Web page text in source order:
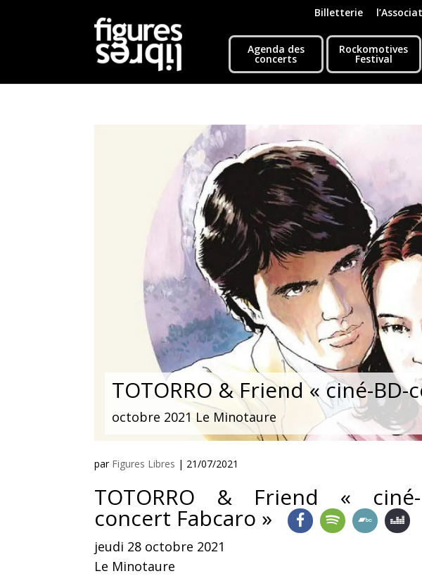
Billetterie
Agenda des
concerts
Rockomotives
Festival
TOTORRO & Friend « ciné-
octobre 2021 Le Minotaure
par Figures Libres | 21/07/2021
TOTORRO & Friend « ciné-
concert Fabcaro »
jeudi 28 octobre 2021
Le Minotaure